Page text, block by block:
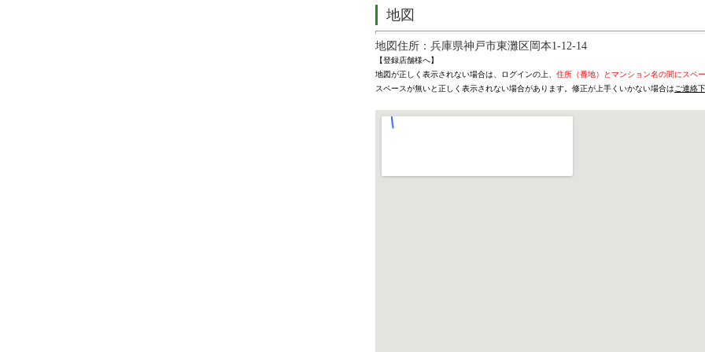
地図
地図住所：兵庫県神戸市東灘区岡本1-12-14
【登録店舗様へ】
地図が正しく表示されない場合は、ログインの上、 住所（番地）とマンション名の間にスペ
スペースが無いと正しく表示されない場合があります。修正が上手くいかない場合は ご連絡